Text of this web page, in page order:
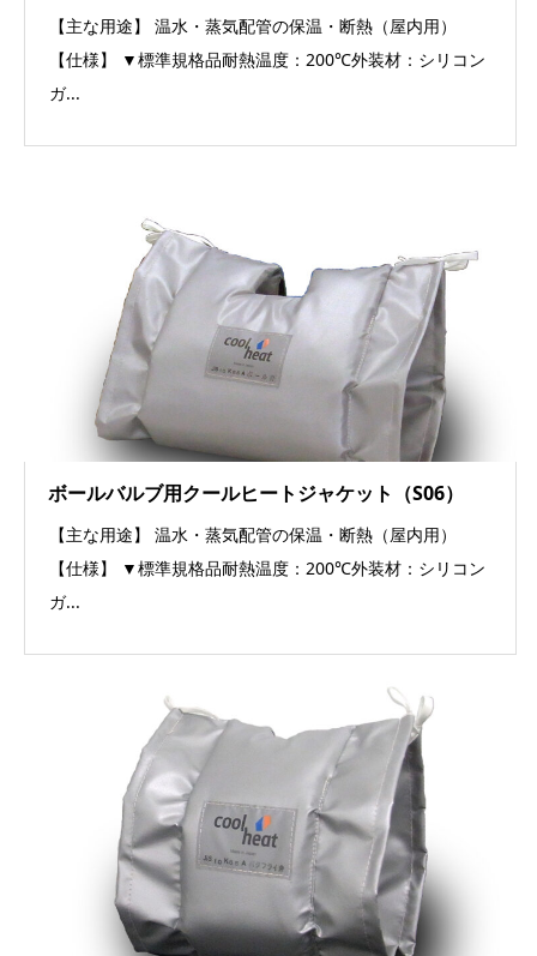
【主な用途】 温水・蒸気配管の保温・断熱（屋内用）
【仕様】 ▼標準規格品耐熱温度：200℃外装材：シリコン
ガ...
ボールバルブ用クールヒートジャケット（S06）
【主な用途】 温水・蒸気配管の保温・断熱（屋内用）
【仕様】 ▼標準規格品耐熱温度：200℃外装材：シリコン
ガ...